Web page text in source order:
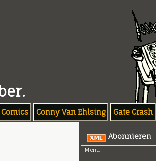
Conny Van Ehlsing Gate Crash
Abonnieren
Menu